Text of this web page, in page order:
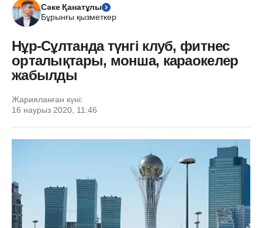
Сәке Қанатұлы
Бұрынғы қызметкер
Нұр-Сұлтанда түнгі клуб, фитнес
орталықтары, монша, караокелер
жабылды
Жарияланған күні:
16 наурыз 2020, 11:46